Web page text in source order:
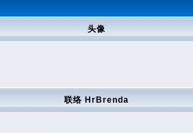
头像
联络 HrBrenda